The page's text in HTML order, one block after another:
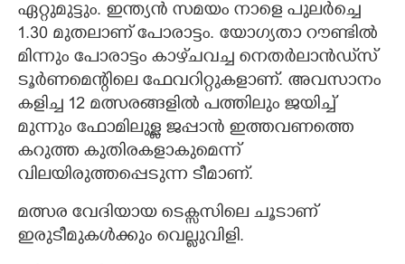
ഏറ്റുമുട്ടും. ഇന്ത്യൻ സമയം നാളെ പുലർച്ചെ
1.30 മുതലാണ് പോരാട്ടം. യോഗ്യതാ റൗണ്ടിൽ
മിന്നും പോരാട്ടം കാഴ്‌ചവച്ച നെതർ‌ലാൻഡ്‌സ്
ടൂർണമെന്റിലെ ഫേവറിറ്റുകളാണ്. അവസാനം
കളിച്ച 12 മത്സരങ്ങളിൽ പത്തിലും ജയിച്ച്
മുന്നും ഫോമിലുള്ള ജപ്പാൻ ഇത്തവണത്തെ
കറുത്ത കുതിരകളാകുമെന്ന്
വിലയിരുത്തപ്പെടുന്ന ടീമാണ്.
മത്സര വേദിയായ ടെക്സസിലെ ചൂടാണ്
ഇരുടീമുകൾക്കും വെല്ലുവിളി.